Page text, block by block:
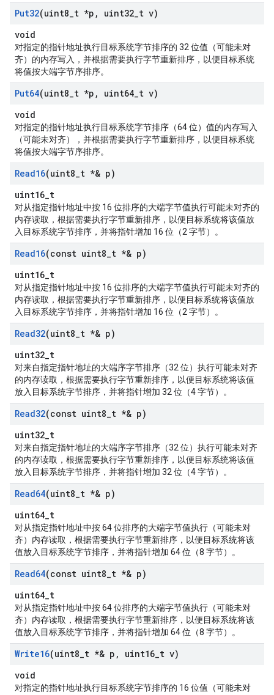
Put32(uint8 t *p , uint32 t v)
void
对指定的指针地址执行目标系统字节排序的 32 位值（可能未对
齐）的内存写入，并根据需要执行字节重新排序，以便目标系统
将值按大端字节序排序。
Put64(uint8 t *p , uint64 t v)
void
对指定的指针地址执行目标系统字节排序（64 位）值的内存写入
（可能未对齐），并根据需要执行字节重新排序，以便目标系统
将值按大端字节序排序。
Read16(uint8 t *& p)
uint16_t
对从指定指针地址中按 16 位排序的大端字节值执行可能未对齐的
内存读取，根据需要执行字节重新排序，以便目标系统将该值放
入目标系统字节排序，并将指针增加 16 位（2 字节）。
Read16(const uint8 t *& p)
uint16_t
对从指定指针地址中按 16 位排序的大端字节值执行可能未对齐的
内存读取，根据需要执行字节重新排序，以便目标系统将该值放
入目标系统字节排序，并将指针增加 16 位（2 字节）。
Read32(uint8 t *& p)
uint32_t
对来自指定指针地址的大端序字节排序（32 位）执行可能未对齐
的内存读取，根据需要执行字节重新排序，以便目标系统将该值
放入目标系统字节排序，并将指针增加 32 位（4 字节）。
Read32(const uint8 t *& p)
uint32_t
对来自指定指针地址的大端序字节排序（32 位）执行可能未对齐
的内存读取，根据需要执行字节重新排序，以便目标系统将该值
放入目标系统字节排序，并将指针增加 32 位（4 字节）。
Read64(uint8 t *& p)
uint64_t
对从指定指针地址中按 64 位排序的大端字节值执行（可能未对
齐）内存读取，根据需要执行字节重新排序，以便目标系统将该
值放入目标系统字节排序，并将指针增加 64 位（8 字节）。
Read64(const uint8 t *& p)
uint64_t
对从指定指针地址中按 64 位排序的大端字节值执行（可能未对
齐）内存读取，根据需要执行字节重新排序，以便目标系统将该
值放入目标系统字节排序，并将指针增加 64 位（8 字节）。
Write16(uint8 t *& p , uint16 t v)
void
对指定的指针地址执行目标系统字节排序的 16 位值（可能未对